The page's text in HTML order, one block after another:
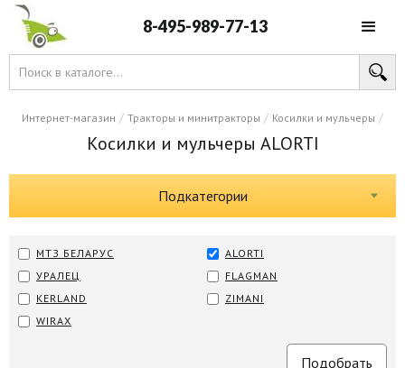
8-495-989-77-13
Интернет-магазин / Тракторы и минитракторы / Косилки и мульчеры /
Косилки и мульчеры ALORTI
Подкатегории
МТЗ БЕЛАРУС
УРАЛЕЦ
ALORTI
FLAGMAN
KERLAND
WIRAX
ZIMANI